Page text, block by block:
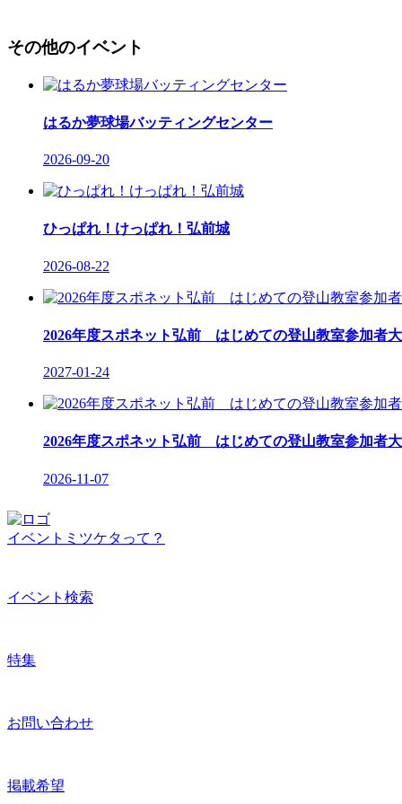
その他のイベント
はるか夢球場バッティングセンター
2026-09-20
ひっぱれ！けっぱれ！弘前城
2026-08-22
2026年度スポネット弘前 はじめての登山教室参加者
2027-01-24
2026年度スポネット弘前 はじめての登山教室参加者
2026-11-07
イベントミツケタって？
イベント検索
特集
お問い合わせ
掲載希望